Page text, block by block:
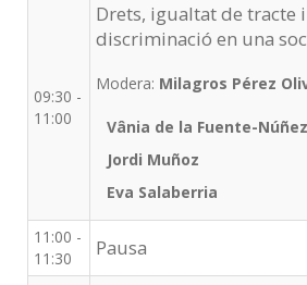
09:30 -
11:00
Drets, igualtat de tracte
discriminació en una
Modera: Milagros Pérez
Vânia de la Fuente-Núñez
Jordi Muñoz
Eva Salaberria
11:00 -
11:30
Pausa